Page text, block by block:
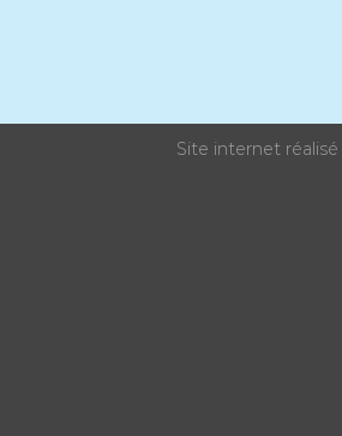
Site internet